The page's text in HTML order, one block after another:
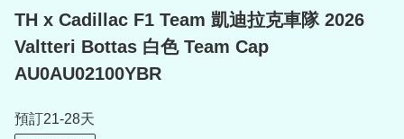
TH x Cadillac F1 Team 凱迪拉克車隊 2026
Valtteri Bottas 白色 Team Cap
AU0AU02100YBR
預訂21-28天